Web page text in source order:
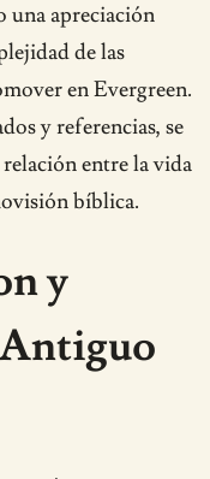
una apreciación
de las
en Evergreen.
y referencias, se
entre la vida
bíblica.
y